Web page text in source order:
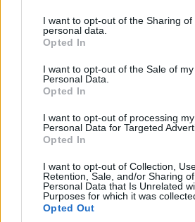
not limited to your visit or usage
grant or deny consent to Google and
use your data for below specified
consent section.
I want to opt-out of the Sharing of
personal data.
Opted In
I want to opt-out of the Sale of my
Personal Data.
Opted In
I want to opt-out of processing my
Personal Data for Targeted
Opted In
I want to opt-out of Collection,
Retention, Sale, and/or Sharing
Personal Data that Is Unrelated
Purposes for which it was
Opted Out
και των διαφημιστικών εταιρειών
λογαριασμούς, δεν υπάρχει πλέον η
σύμφωνη γνώμη …Διαβάστε
ΑΝΗΚΕΙ ΣΤΗΝ ΚΑΤΗΓΟΡΙΑ: INTERNET ,
ΡΑΔΙΟΦΩΝΟ
,
ΕΠΙΣΗΜΑΣΜΕΝΟ ΜΕ: NIELSEN ,